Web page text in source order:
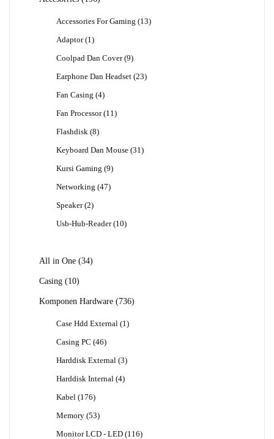
Accessories For Gaming 1313
Adaptor 1 1
Coolpad Dan Cover 99
Earphone Dan Headset 2323
Fan Casing 44
Fan Processor 11 11
Flashdisk 88
Keyboard Dan Mouse 31 31
Kursi Gaming 99
Networking 4747
Speaker 22
Usb-Hub-Reader 1010
All in One 3434
Casing
1010
Komponen Hardware
736736
Case Hdd External 1 1
Casing PC 4646
Harddisk External 33
Harddisk Internal 44
Kabel
176176
Memory 5353
Monitor LCD - LED 116116